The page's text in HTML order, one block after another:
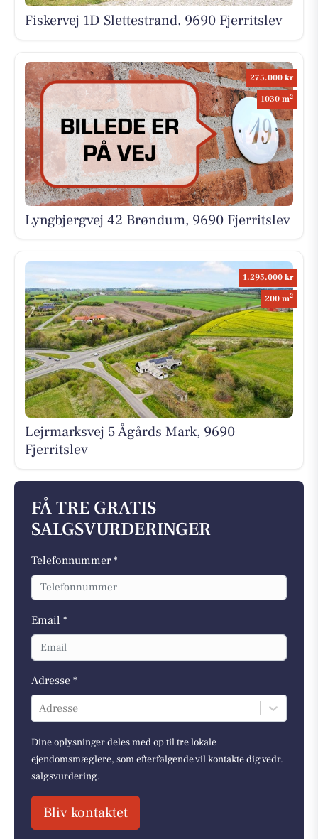
Fiskervej 1D Slettestrand, 9690 Fjerritslev
275.000 kr
1030 m2
Lyngbjergvej 42 Brøndum, 9690 Fjerritslev
1.295.000 kr
200 m2
Lejrmarksvej 5 Ågårds Mark, 9690
Fjerritslev
FÅ TRE GRATIS
SALGSVURDERINGER
Telefonnummer *
Email *
Adresse *
Adresse
Dine oplysninger deles med op til tre lokale
ejendomsmæglere, som efterfølgende vil kontakte dig vedr.
salgsvurdering.
Bliv kontaktet